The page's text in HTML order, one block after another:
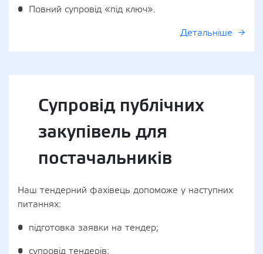
• Повний супровід «під ключ».
Детальніше
Супровід публічних
закупівель для
постачальників
Наш тендерний фахівець допоможе у наступних
питаннях:
• підготовка заявки на тендер;
• супровід тендерів;